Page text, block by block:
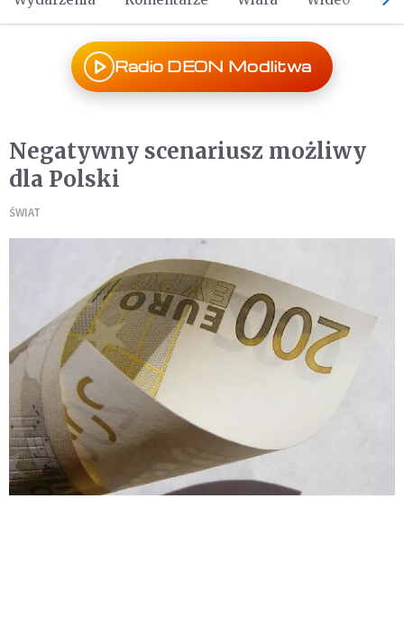
Radio DEON Modlitwa
Negatywny scenariusz możliwy
dla Polski
ŚWIAT